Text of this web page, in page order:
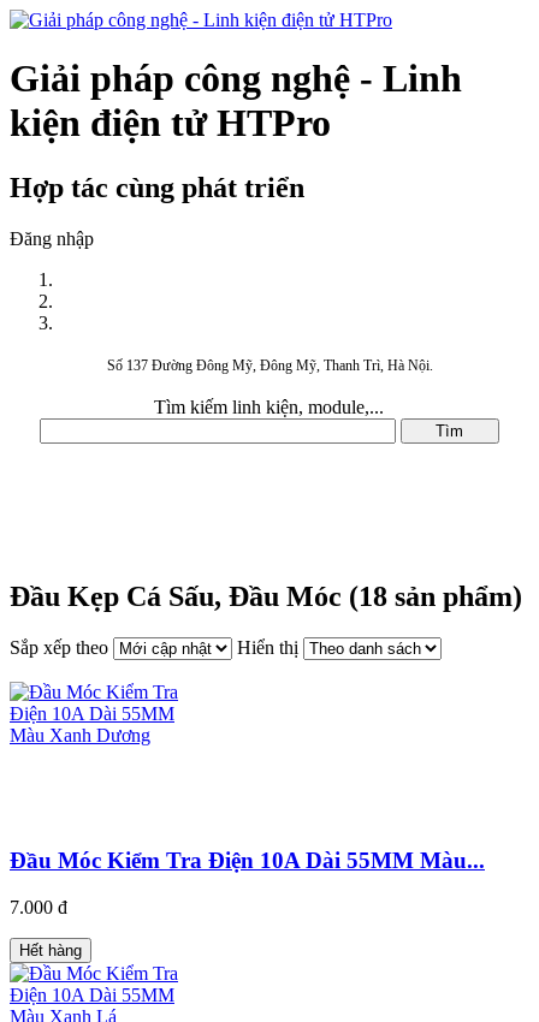
Giải pháp công nghệ - Linh
kiện điện tử HTPro
Hợp tác cùng phát triển
Đăng nhập
Số 137 Đường Đông Mỹ, Đông Mỹ, Thanh Trì, Hà Nội.
Tìm kiếm linh kiện, module,...
Đầu Kẹp Cá Sấu, Đầu Móc (18 sản phẩm)
Sắp xếp theo Hiển thị
Đầu Móc Kiểm Tra Điện 10A Dài 55MM Màu...
7.000 đ
Hết hàng